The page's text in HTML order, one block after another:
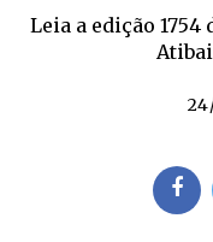
Leia a edição 1754